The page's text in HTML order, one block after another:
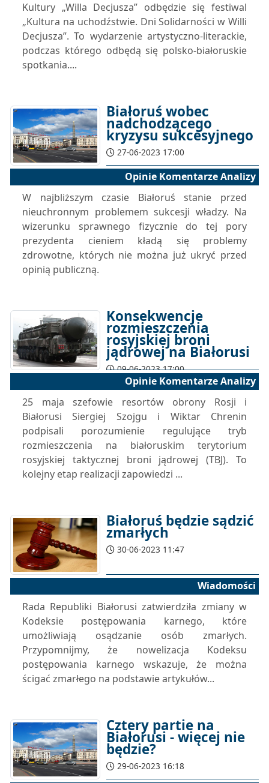
Kultury „Willa Decjusza” odbędzie się festiwal
„Kultura na uchodźstwie. Dni Solidarności w Willi
Decjusza”. To wydarzenie artystyczno-literackie,
podczas którego odbędą się polsko-białoruskie
spotkania....
Białoruś wobec
nadchodzącego
kryzysu sukcesyjnego
27-06-2023 17:00
Opinie Komentarze Analizy
W najbliższym czasie Białoruś stanie przed
nieuchronnym problemem sukcesji władzy. Na
wizerunku sprawnego fizycznie do tej pory
prezydenta cieniem kładą się problemy
zdrowotne, których nie można już ukryć przed
opinią publiczną.
Konsekwencje
rozmieszczenia
rosyjskiej broni
jądrowej na Białorusi
09-06-2023 17:00
Opinie Komentarze Analizy
25 maja szefowie resortów obrony Rosji i
Białorusi Siergiej Szojgu i Wiktar Chrenin
podpisali porozumienie regulujące tryb
rozmieszczenia na białoruskim terytorium
rosyjskiej taktycznej broni jądrowej (TBJ). To
kolejny etap realizacji zapowiedzi ...
Białoruś będzie sądzić
zmarłych
30-06-2023 11:47
Wiadomości
Rada Republiki Białorusi zatwierdziła zmiany w
Kodeksie postępowania karnego, które
umożliwiają osądzanie osób zmarłych.
Przypomnijmy, że nowelizacja Kodeksu
postępowania karnego wskazuje, że można
ścigać zmarłego na podstawie artykułów...
Cztery partie na
Białorusi - więcej nie
będzie?
29-06-2023 16:18